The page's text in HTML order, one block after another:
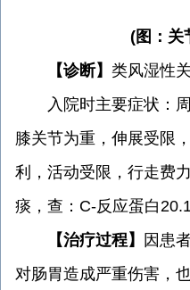
(图：关
【诊断】 类风湿性
入院时主要症状：周
膝关节为重，伸展受限
利，活动受限，行走费
痰，查：C-反应蛋白
【治疗过程】
因患
对肠胃造成严重伤害，